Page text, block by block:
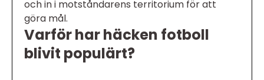
och in i motståndarens territorium för att
göra mål.
Varför har häcken fotboll
blivit populärt?